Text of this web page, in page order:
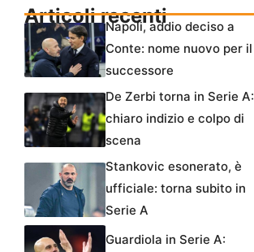
Articoli recentiNapoli, addio deciso a
Conte: nome nuovo per il
successore
De Zerbi torna in Serie A:
chiaro indizio e colpo di
scena
Stankovic esonerato, è
ufficiale: torna subito in
Serie A
Guardiola in Serie A: